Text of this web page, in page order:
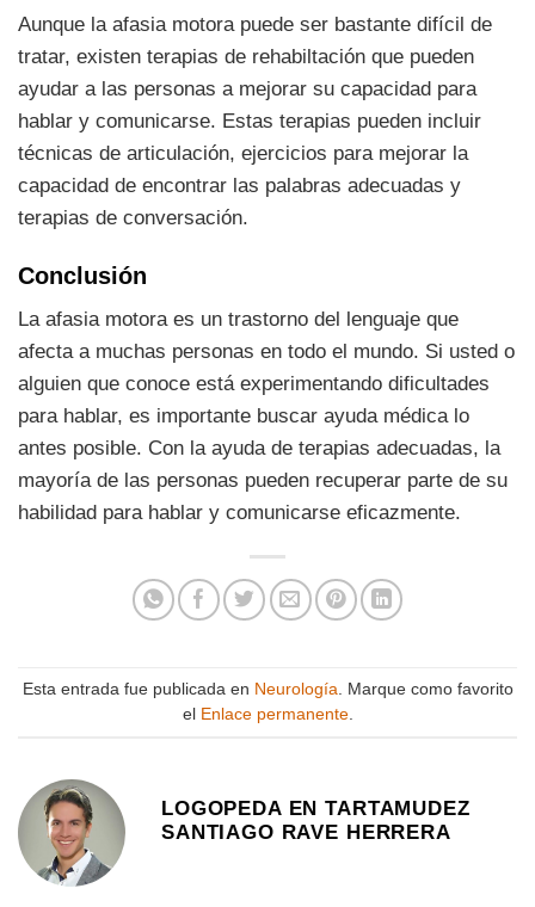
Aunque la afasia motora puede ser bastante difícil de
tratar, existen terapias de rehabiltación que pueden
ayudar a las personas a mejorar su capacidad para
hablar y comunicarse. Estas terapias pueden incluir
técnicas de articulación, ejercicios para mejorar la
capacidad de encontrar las palabras adecuadas y
terapias de conversación.
Conclusión
La afasia motora es un trastorno del lenguaje que
afecta a muchas personas en todo el mundo. Si usted o
alguien que conoce está experimentando dificultades
para hablar, es importante buscar ayuda médica lo
antes posible. Con la ayuda de terapias adecuadas, la
mayoría de las personas pueden recuperar parte de su
habilidad para hablar y comunicarse eficazmente.
Esta entrada fue publicada en Neurología. Marque como favorito
el Enlace permanente.
LOGOPEDA EN TARTAMUDEZ
SANTIAGO RAVE HERRERA